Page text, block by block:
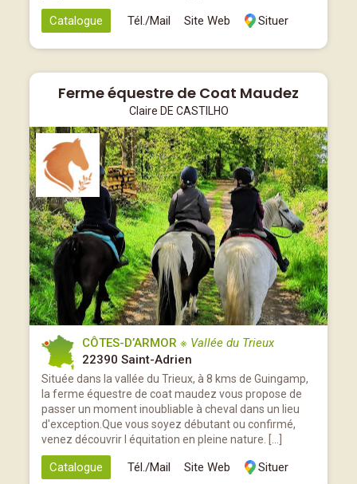
Catalogue Tél./Mail Site Web Situer
Ferme équestre de Coat Maudez
Claire DE CASTILHO
CÔTES-D’ARMOR ※ Vallée du Trieux
22390 Saint-Adrien
Située dans la vallée du Trieux, à 8 kms de Guingamp,
la ferme équestre de coat maudez vous propose de
passer un moment inoubliable à cheval dans un lieu
d'exception.Que vous soyez débutant ou confirmé,
venez découvrir l équitation en pleine nature. […]
Catalogue Tél./Mail Site Web Situer